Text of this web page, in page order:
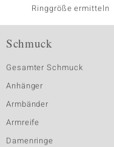
Ringgröße ermitteln
Schmuck
Gesamter Schmuck
Anhänger
Armbänder
Armreife
Damenringe